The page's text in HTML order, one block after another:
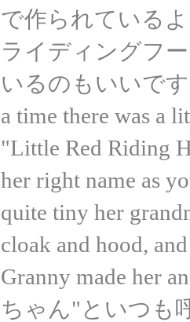
で作られている
ライディングフ
いるのもいいで
a time there was a
"Little Red Riding
her right name as
quite tiny her
cloak and hood,
Granny made her
ちゃん"といつも